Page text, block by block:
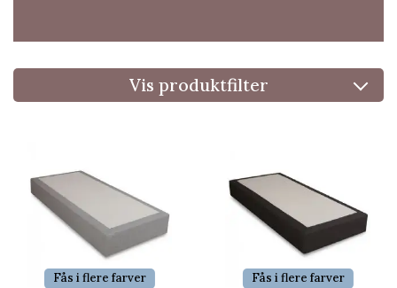
Vis produktfilter
Fås i flere farver Fås i flere farver